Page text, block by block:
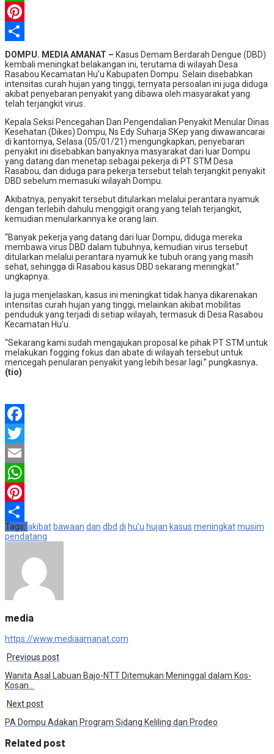
WhatsApp
Pinterest
Share
DOMPU. MEDIA AMANAT – Kasus Demam Berdarah Dengue (DBD)
kembali meningkat belakangan ini, terutama di wilayah Desa
Rasabou Kecamatan Hu’u Kabupaten Dompu. Selain disebabkan
intensitas curah hujan yang tinggi, ternyata persoalan ini juga diduga
akibat penyebaran penyakit yang dibawa oleh masyarakat yang
telah terjangkit virus.
Kepala Seksi Pencegahan Dan Pengendalian Penyakit Menular Dinas
Kesehatan (Dikes) Dompu, Ns Edy Suharja SKep yang diwawancarai
di kantornya, Selasa (05/01/21) mengungkapkan, penyebaran
penyakit ini disebabkan banyaknya masyarakat dari luar Dompu
yang datang dan menetap sebagai pekerja di PT STM Desa
Rasabou, dan diduga para pekerja tersebut telah terjangkit penyakit
DBD sebelum memasuki wilayah Dompu.
Akibatnya, penyakit tersebut ditularkan melalui perantara nyamuk
dengan terlebih dahulu menggigit orang yang telah terjangkit,
kemudian menularkannya ke orang lain.
“Banyak pekerja yang datang dari luar Dompu, diduga mereka
membawa virus DBD dalam tubuhnya, kemudian virus tersebut
ditularkan melalui perantara nyamuk ke tubuh orang yang masih
sehat, sehingga di Rasabou kasus DBD sekarang meningkat.”
ungkapnya.
Ia juga menjelaskan, kasus ini meningkat tidak hanya dikarenakan
intensitas curah hujan yang tinggi, melainkan akibat mobilitas
penduduk yang terjadi di setiap wilayah, termasuk di Desa Rasabou
Kecamatan Hu’u.
“Sekarang kami sudah mengajukan proposal ke pihak PT STM untuk
melakukan fogging fokus dan abate di wilayah tersebut untuk
mencegah penularan penyakit yang lebih besar lagi.” pungkasnya.
(tio)
Facebook
Twitter
Email
WhatsApp
Pinterest
Share
Tags: akibat bawaan dan dbd di hu'u hujan kasus meningkatmusim
pendatang
media
https://www.mediaamanat.com
Previous post
Wanita Asal Labuan Bajo-NTT Ditemukan Meninggal dalam Kos-
Kosan…
Next post
PA Dompu Adakan Program Sidang Keliling dan Prodeo
Related post